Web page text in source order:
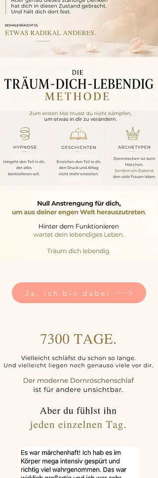
Ja, ich bin dabei